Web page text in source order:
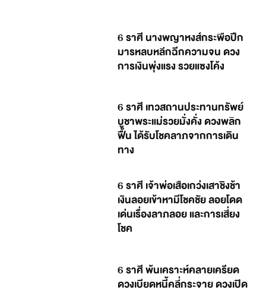
6 ราศี นางพญาหงส์กระพือปีก
มารหลบหลีกฉีกความจน ดวง
การเงินพุ่งแรง รวยแซงโค้ง
6 ราศี เทวสถานประทานทรัพย์
บูชาพระแม่รวยมั่งคั่ง ดวงพลิก
ฟื้น ได้รับโชคลาภจากการเดิน
ทาง
6 ราศี เจ้าพ่อเสือเกว่งเสาชิงช้า
เงินลอยเข้าหามีโชคชัย ลอยโดด
เด่นเรื่องลาภลอย และการเสี่ยง
โชค
6 ราศี พ้นเคราะห์คลายเครียด
ดวงเบียดหนี้คลี่กระจาย ดวงเปิด